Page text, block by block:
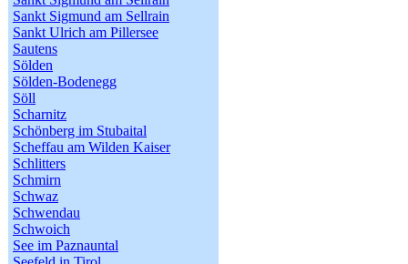
Sankt Sigmund am Sellrain
Sankt Ulrich am Pillersee
Sautens
Sölden
Sölden-Bodenegg
Söll
Scharnitz
Schönberg im Stubaital
Scheffau am Wilden Kaiser
Schlitters
Schmirn
Schwaz
Schwendau
Schwoich
See im Paznauntal